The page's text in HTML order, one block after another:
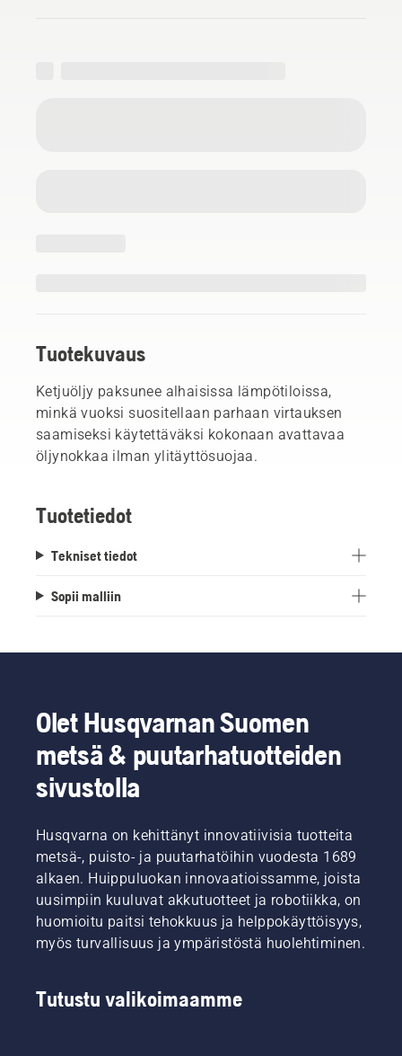
Tuotekuvaus
Ketjuöljy paksunee alhaisissa lämpötiloissa,
minkä vuoksi suositellaan parhaan virtauksen
saamiseksi käytettäväksi kokonaan avattavaa
öljynokkaa ilman ylitäyttösuojaa.
Tuotetiedot
Tekniset tiedot
Sopii malliin
Olet Husqvarnan Suomen
metsä & puutarhatuotteiden
sivustolla
Husqvarna on kehittänyt innovatiivisia tuotteita
metsä-, puisto- ja puutarhatöihin vuodesta 1689
alkaen. Huippuluokan innovaatioissamme, joista
uusimpiin kuuluvat akkutuotteet ja robotiikka, on
huomioitu paitsi tehokkuus ja helppokäyttöisyys,
myös turvallisuus ja ympäristöstä huolehtiminen.
Tutustu valikoimaamme